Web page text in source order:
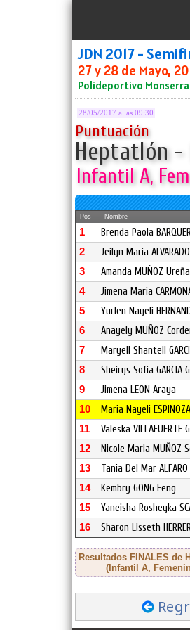
JDN 2017 -
27 y 28 de Mayo,
Polideportivo
28/05/2017 a las 09:30
Puntuación
Heptatlón -
Infantil A,
Pos Nombre
1 Brenda Paola
2 Jeilyn Maria
3 Amanda MUÑOZ Ureña
4 Jimena Maria
5 Yurlen Nayeli
6 Anayely MUÑOZ
7 Maryell Shantell
8 Sheirys Sofia GARCIA
9 Jimena LEON Araya
10 Maria Nayeli
11 Valeska VILLAFUERTE
12 Nicole Maria MUÑOZ
13 Tania Del Mar
14 Kembry GONG Feng
15 Yaneisha Rosheyka
16 Sharon Lisseth
Resultados FINALES de
(Infantil A,